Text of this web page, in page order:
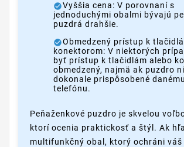
Vyššia cena: V porovnaní s
jednoduchými obalmi bývajú
puzdrá drahšie.
Obmedzený prístup k
konektorom: V niektorých
byť prístup k tlačidlám alebo
obmedzený, najmä ak puzdro
dokonale prispôsobené
telefónu.
Peňaženkové puzdro je skvelou
ktorí ocenia praktickosť a štýl. Ak
multifunkčný obal, ktorý ochráni váš